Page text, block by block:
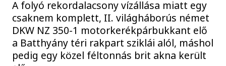
A folyó rekordalacsony vízállása miatt egy
csaknem komplett, II. világháborús német
DKW NZ 350-1 motorkerékpárbukkant elő
a Batthyány téri rakpart sziklái alól, máshol
pedig egy közel féltonnás brit akna került